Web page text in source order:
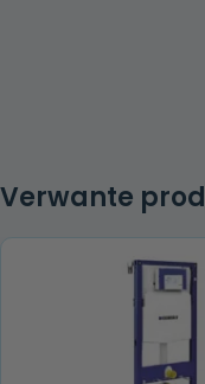
Verwante